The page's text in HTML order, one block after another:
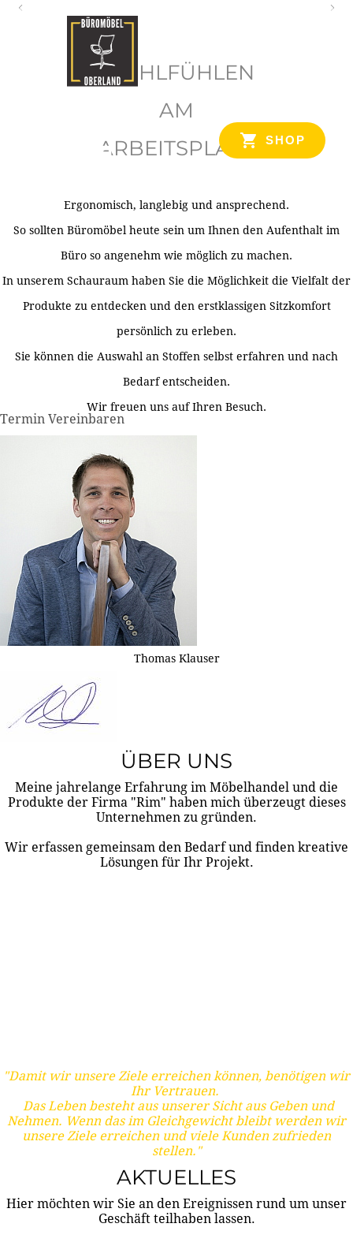
SHOP
WOHLFÜHLEN
AM
ARBEITSPLATZ
Ergonomisch, langlebig und ansprechend.
So sollten Büromöbel heute sein um Ihnen den Aufenthalt im
Büro so angenehm wie möglich zu machen.
In unserem Schauraum haben Sie die Möglichkeit die Vielfalt der
Produkte zu entdecken und den erstklassigen Sitzkomfort
persönlich zu erleben.
Sie können die Auswahl an Stoffen selbst erfahren und nach
Bedarf entscheiden.
Wir freuen uns auf Ihren Besuch.
Termin Vereinbaren
Thomas Klauser
ÜBER UNS
Meine jahrelange Erfahrung im Möbelhandel und die
Produkte der Firma "Rim" haben mich überzeugt dieses
Unternehmen zu gründen.
Wir erfassen gemeinsam den Bedarf und finden kreative
Lösungen für Ihr Projekt.
"Damit wir unsere Ziele erreichen können, benötigen wir
Ihr Vertrauen.
Das Leben besteht aus unserer Sicht aus Geben und
Nehmen. Wenn das im Gleichgewicht bleibt werden wir
unsere Ziele erreichen und viele Kunden zufrieden
stellen."
AKTUELLES
Hier möchten wir Sie an den Ereignissen rund um unser
Geschäft teilhaben lassen.